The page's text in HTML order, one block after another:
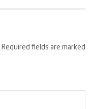
Required fields are marked